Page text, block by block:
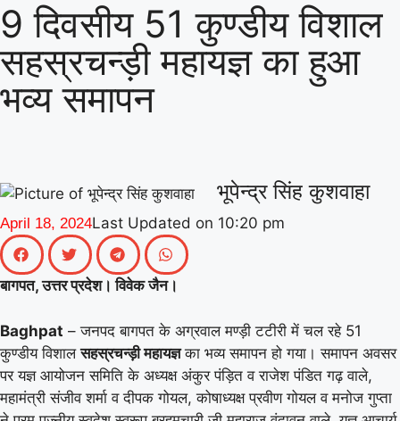
(माध्यमिक) के जिला समन्वयक का प्रभार | गिनीज
वर्ल्ड रिकॉर्ड की खुशी से गूंजा माय भारत केंद्र, युवाओं
ने कहा- यह हमारी पीढ़ी की उपलब्धि
दिया बढ़ावा MY Bharat के विश्व रिकॉर्ड समारोह
में जब दिखे बागपत के अमन, गर्व से भर उठा यूपी
9 दिवसीय 51 कुण्डीय विशाल
सहस्रचन्ड़ी महायज्ञ का हुआ
भव्य समापन
भूपेन्द्र सिंह कुशवाहा
April 18, 2024Last Updated on 10:20 pm
बागपत, उत्तर प्रदेश। विवेक जैन।
Baghpat – जनपद बागपत के अग्रवाल मण्ड़ी टटीरी में चल रहे 51
कुण्डीय विशालसहस्रचन्ड़ी महायज्ञका भव्य समापन हो गया। समापन अवसर
पर यज्ञ आयोजन समिति के अध्यक्ष अंकुर पंड़ित व राजेश पंडित गढ़ वाले,
महामंत्री संजीव शर्मा व दीपक गोयल, कोषाध्यक्ष प्रवीण गोयल व मनोज गुप्ता